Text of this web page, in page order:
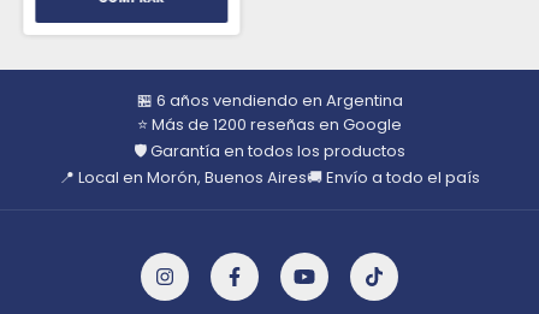
🏪 6 años vendiendo en Argentina
⭐ Más de 1200 reseñas en Google
🛡️ Garantía en todos los productos
📍 Local en Morón, Buenos Aires🚚 Envío a todo el país